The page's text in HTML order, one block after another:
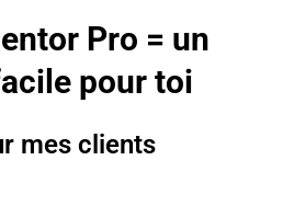
Pro = un
pour toi
mes clients